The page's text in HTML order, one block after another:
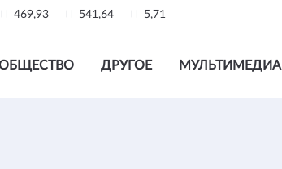
469,93 541,64 5,71
ДРУГОЕ МУЛЬТИМЕДИА